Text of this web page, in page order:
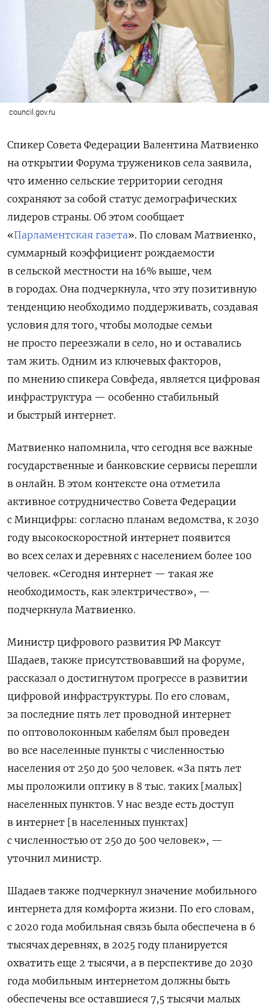
council.gov.ru
Спикер Совета Федерации Валентина Матвиенко
на открытии Форума тружеников села заявила,
что именно сельские территории сегодня
сохраняют за собой статус демографических
лидеров страны. Об этом сообщает
«Парламентская газета». По словам Матвиенко,
суммарный коэффициент рождаемости
в сельской местности на 16% выше, чем
в городах. Она подчеркнула, что эту позитивную
тенденцию необходимо поддерживать, создавая
условия для того, чтобы молодые семьи
не просто переезжали в село, но и оставались
там жить. Одним из ключевых факторов,
по мнению спикера Совфеда, является цифровая
инфраструктура — особенно стабильный
и быстрый интернет.
Матвиенко напомнила, что сегодня все важные
государственные и банковские сервисы перешли
в онлайн. В этом контексте она отметила
активное сотрудничество Совета Федерации
с Минцифры: согласно планам ведомства, к 2030
году высокоскоростной интернет появится
во всех селах и деревнях с населением более 100
человек. «Сегодня интернет — такая же
необходимость, как электричество», —
подчеркнула Матвиенко.
Министр цифрового развития РФ Максут
Шадаев, также присутствовавший на форуме,
рассказал о достигнутом прогрессе в развитии
цифровой инфраструктуры. По его словам,
за последние пять лет проводной интернет
по оптоволоконным кабелям был проведен
во все населенные пункты с численностью
населения от 250 до 500 человек. «За пять лет
мы проложили оптику в 8 тыс. таких [малых]
населенных пунктов. У нас везде есть доступ
в интернет [в населенных пунктах]
с численностью от 250 до 500 человек», —
уточнил министр.
Шадаев также подчеркнул значение мобильного
интернета для комфорта жизни. По его словам,
с 2020 года мобильная связь была обеспечена в 6
тысячах деревнях, в 2025 году планируется
охватить еще 2 тысячи, а в перспективе до 2030
года мобильным интернетом должны быть
обеспечены все оставшиеся 7,5 тысячи малых